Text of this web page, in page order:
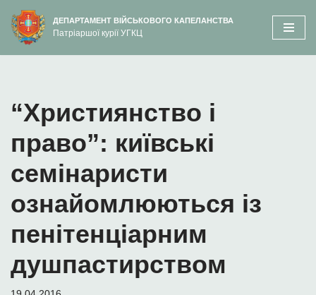
вмісту
Перейти
до
ДЕПАРТАМЕНТ ВІЙСЬКОВОГО КАПЕЛАНСТВА
Патріаршої курії УГКЦ
“Християнство і
право”: київські
семінаристи
ознайомлюються із
пенітенціарним
душпастирством